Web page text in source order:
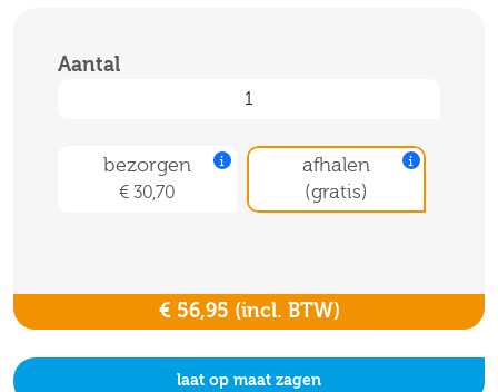
Aantal
bezorgen
€ 30,70
afhalen
(gratis)
€ 56,95 (incl. BTW)
laat op maat zagen